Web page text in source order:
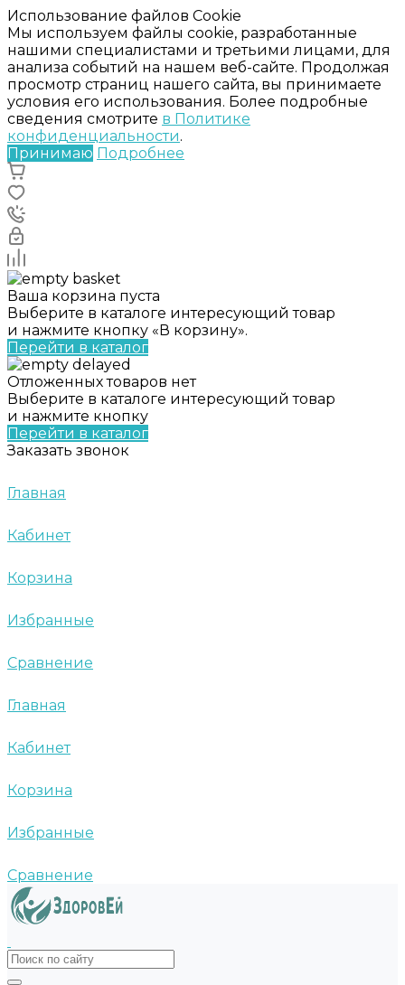
Использование файлов Cookie
Мы используем файлы cookie, разработанные
нашими специалистами и третьими лицами, для
анализа событий на нашем веб-сайте. Продолжая
просмотр страниц нашего сайта, вы принимаете
условия его использования. Более подробные
сведения смотрите в Политике
конфиденциальности.
Принимаю Подробнее
Ваша корзина пуста
Выберите в каталоге интересующий товар
и нажмите кнопку «В корзину».
Перейти в каталог
Отложенных товаров нет
Выберите в каталоге интересующий товар
и нажмите кнопку
Перейти в каталог
Заказать звонок
Главная
Кабинет
Корзина
Избранные
Сравнение
Главная
Кабинет
Корзина
Избранные
Сравнение